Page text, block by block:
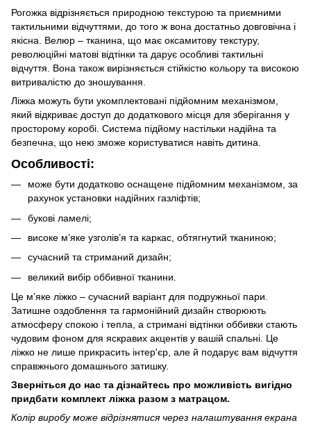
Рогожка відрізняється природною текстурою та приємними
тактильними відчуттями, до того ж вона достатньо довговічна і
якісна. Велюр – тканина, що має оксамитову текстуру,
революційні матові відтінки та дарує особливі тактильні
відчуття. Вона також вирізняється стійкістю кольору та високою
витривалістю до зношування.
Ліжка можуть бути укомплектовані підйомним механізмом,
який відкриває доступ до додаткового місця для зберігання у
просторому коробі. Система підйому настільки надійна та
безпечна, що нею зможе користуватися навіть дитина.
Особливості:
може бути додатково оснащене підйомним механізмом, за
рахунок установки надійних газліфтів;
букові ламелі;
високе м’яке узголів’я та каркас, обтягнутий тканиною;
сучасний та стриманий дизайн;
великий вибір оббивної тканини.
Це м’яке ліжко – сучасний варіант для подружньої пари.
Затишне оздоблення та гармонійний дизайн створюють
атмосферу спокою і тепла, а стримані відтінки оббивки стають
чудовим фоном для яскравих акцентів у вашій спальні. Це
ліжко не лише прикрасить інтер'єр, але й подарує вам відчуття
справжнього домашнього затишку.
Зверніться до нас та дізнайтесь про можливість вигідно
придбати комплект ліжка разом з матрацом.
Колір виробу може відрізнятися через налаштування екрана